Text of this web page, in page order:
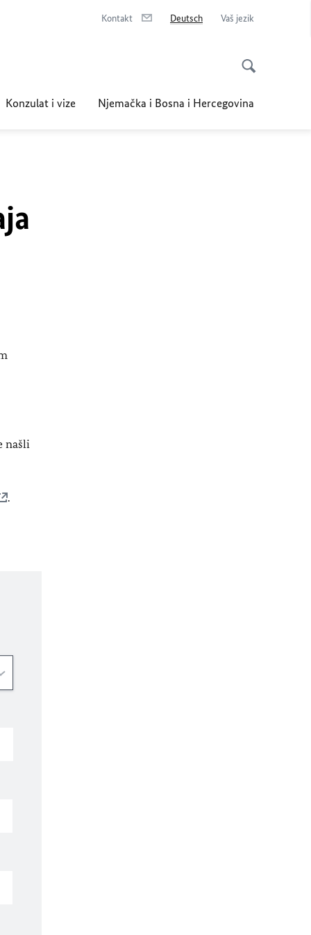
Kontakt Deutsch Vaš jezik
Konzulat i vize Njemačka i Bosna i Hercegovina
našli
.